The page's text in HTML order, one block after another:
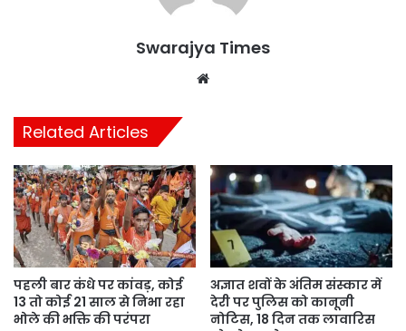
Swarajya Times
Related Articles
पहली बार कंधे पर कांवड़, कोई
13 तो कोई 21 साल से निभा रहा
भोले की भक्ति की परंपरा
अज्ञात शवों के अंतिम संस्कार में
देरी पर पुलिस को कानूनी
नोटिस, 18 दिन तक लावारिस